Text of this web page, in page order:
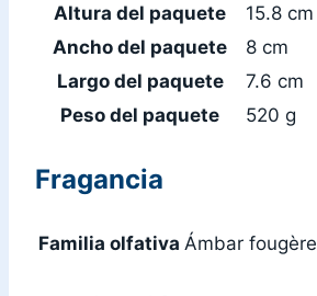
Altura del paquete
15.8 cm
Ancho del paquete
8 cm
Largo del paquete
7.6 cm
Peso del paquete
520 g
Fragancia
Familia olfativa Ámbar fougère